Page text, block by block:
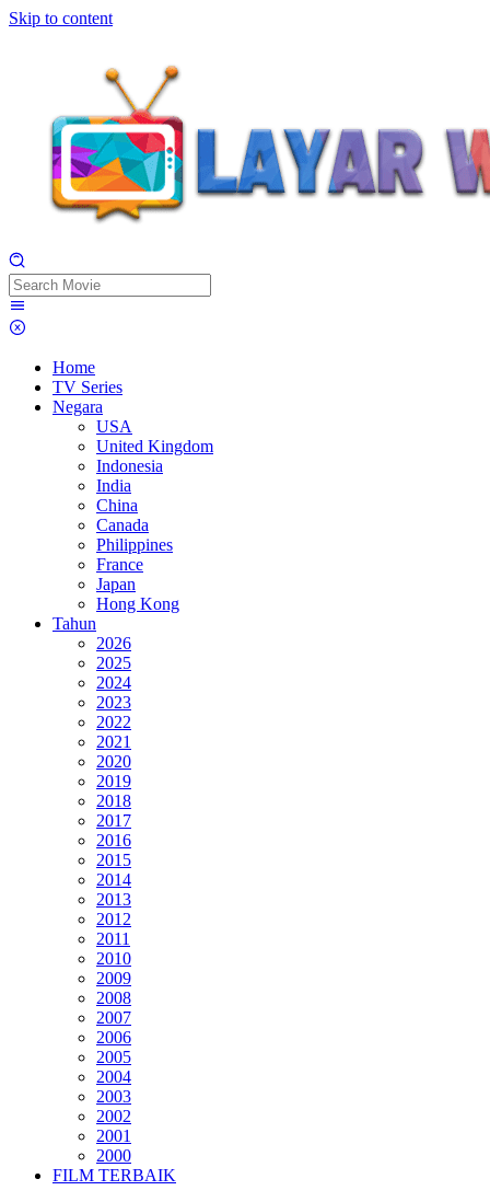
Skip to content
Home
TV Series
Negara
USA
United Kingdom
Indonesia
India
China
Canada
Philippines
France
Japan
Hong Kong
Tahun
2026
2025
2024
2023
2022
2021
2020
2019
2018
2017
2016
2015
2014
2013
2012
2011
2010
2009
2008
2007
2006
2005
2004
2003
2002
2001
2000
FILM TERBAIK